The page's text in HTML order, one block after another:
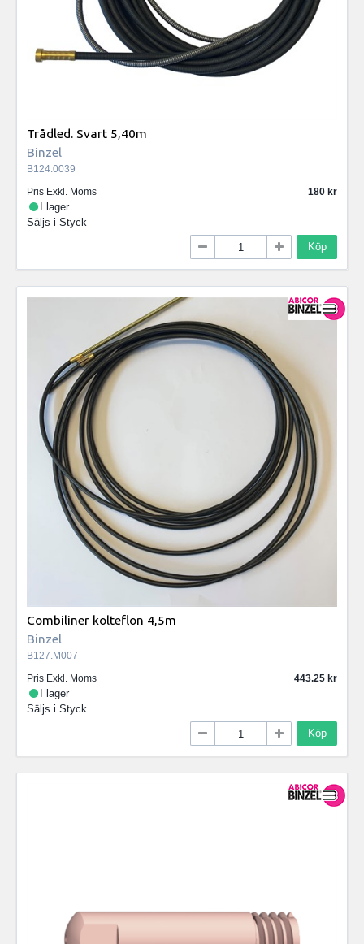
Trådled. Svart 5,40m
Binzel
B124.0039
Pris Exkl. Moms
180
I lager
Säljs i Styck
Köp
Combiliner kolteflon 4,5m
Binzel
B127.M007
Pris Exkl. Moms
443.25
I lager
Säljs i Styck
Köp